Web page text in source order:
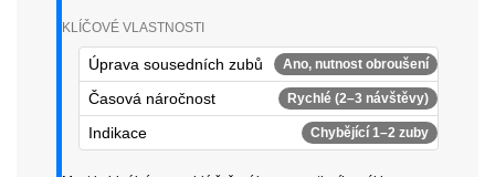
KLÍČOVÉ VLASTNOSTI
Úprava sousedních zubů Ano, nutnost obroušení
Časová náročnost Rychlé (2–3 návštěvy)
Indikace Chybějící 1–2 zuby